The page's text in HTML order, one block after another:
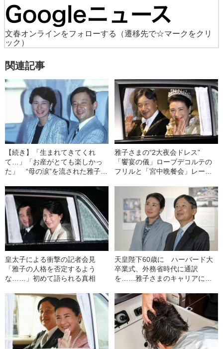
文春オンラインをフォローする
（遷移先で☆マークをクリ
ック）
関連記事
【続き】「生まれてきてくれ
て…」「お産がとても楽しかっ
た」 “母の涙”を流された雅子さ
雅子さまの“2大夜会ドレス”
「饗宴の儀」ローブデコルテの
フリルと「宮中晩餐会」レース
皇太子による衝撃の記者会見
「雅子の人格を否定するよう
な……」初めて語られる真相
天皇陛下60歳に ハーバード大
卒業式、外務省時代に通訳
を……雅子さまのキャリアに光